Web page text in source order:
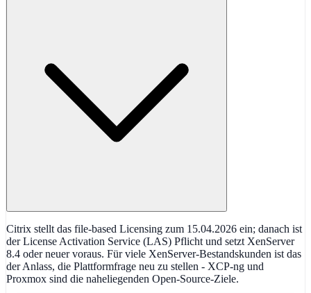
Citrix stellt das file-based Licensing zum 15.04.2026 ein; danach ist
der License Activation Service (LAS) Pflicht und setzt XenServer
8.4 oder neuer voraus. Für viele XenServer-Bestandskunden ist das
der Anlass, die Plattformfrage neu zu stellen - XCP-ng und
Proxmox sind die naheliegenden Open-Source-Ziele.